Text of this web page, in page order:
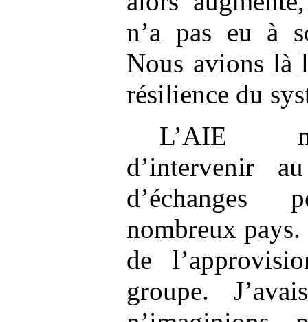
n’a pas eu à
Nous avions là
résilience du
L’AIE
d’intervenir
d’échanges
nombreux pays.
de
groupe.